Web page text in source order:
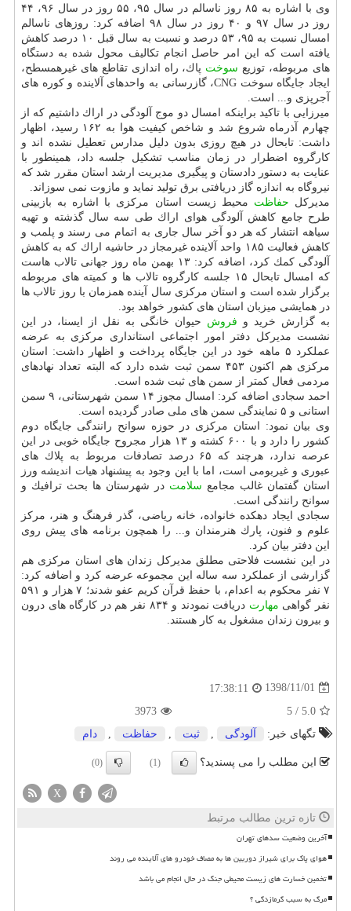
وی با اشاره به ۸۵ روز ناسالم در سال ۹۵، ۵۵ روز در سال ۹۶، ۴۴
روز در سال ۹۷ و ۴۰ روز در سال ۹۸ اضافه كرد: روزهای ناسالم
امسال نسبت به ۹۵، ۵۳ درصد و نسبت به سال قبل ۱۰ درصد كاهش
یافته است كه این امر حاصل انجام تكالیف محول شده به دستگاه
های مربوطه، توزیع سوخت پاك، راه اندازی تقاطع های غیرهمسطح،
ایجاد جایگاه سوخت CNG، گازرسانی به واحدهای آلاینده و كوره های
آجرپزی و... است.
میرزایی با تاكید براینكه امسال دو موج آلودگی در اراك داشتیم كه از
چهارم آذرماه شروع شد و شاخص كیفیت هوا به ۱۶۲ رسید، اظهار
داشت: تابحال در هیچ روزی بدون دلیل مدارس تعطیل نشده اند و
كارگروه اضطرار در زمان مناسب تشكیل جلسه داد، همینطور با
عنایت به دستور دادستان و پیگیری مدیریت ارشد استان مقرر شد كه
نیروگاه به اندازه گاز دریافتی برق تولید نماید و مازوت نمی سوزاند.
مدیركل حفاظت محیط زیست استان مركزی با اشاره به بازبینی
طرح جامع كاهش آلودگی هوای اراك طی سه سال گذشته و تهیه
سیاهه انتشار كه هر دو آخر سال جاری به اتمام می رسند و پلمب و
كاهش فعالیت ۱۸۵ واحد آلاینده غیرمجاز در حاشیه اراك كه به كاهش
آلودگی كمك كرد، اضافه كرد: ۱۳ بهمن ماه روز جهانی تالاب هاست
كه امسال تابحال ۱۵ جلسه كارگروه تالاب ها و كمیته های مربوطه
برگزار شده است و استان مركزی سال آینده همزمان با روز تالاب ها
در همایشی میزبان استان های كشور خواهد بود.
به گزارش خرید و فروش حیوان خانگی به نقل از ایسنا، در این
نشست مدیركل دفتر امور اجتماعی استانداری مركزی به عرضه
عملكرد ۵ ماهه خود در این جایگاه پرداخت و اظهار داشت: استان
مركزی هم اكنون ۴۵۳ سمن ثبت شده دارد كه البته تعداد نهادهای
مردمی فعال كمتر از سمن های ثبت شده است.
احمد سجادی اضافه كرد: امسال مجوز ۱۴ سمن شهرستانی، ۹ سمن
استانی و ۵ نمایندگی سمن های ملی صادر گردیده است.
وی بیان نمود: استان مركزی در حوزه سوانح رانندگی جایگاه دوم
كشور را دارد و با ۶۰۰ كشته و ۱۳ هزار مجروح جایگاه خوبی در این
عرصه ندارد، هرچند كه ۶۵ درصد تصادفات مربوط به پلاك های
عبوری و غیربومی است، اما با این وجود به پیشنهاد هیات اندیشه ورز
استان گفتمان غالب مجامع سلامت در شهرستان ها بحث ترافیك و
سوانح رانندگی است.
سجادی ایجاد دهكده خانواده، خانه ریاضی، گذر فرهنگ و هنر، مركز
علوم و فنون، پارك هنرمندان و... را همچون برنامه های پیش روی
این دفتر بیان كرد.
در این نشست فلاحتی مطلق مدیركل زندان های استان مركزی هم
گزارشی از عملكرد سه ساله این مجموعه عرضه كرد و اضافه كرد:
۷ نفر محكوم به اعدام، با حفظ قرآن كریم عفو شدند؛ ۷ هزار و ۵۹۱
نفر گواهی مهارت
دریافت نمودند و ۸۳۴ نفر هم در كارگاه های درون
و بیرون زندان مشغول به كار هستند.
1398/11/01
17:38:11
5.0
/
5
3973
تگهای خبر:
آلودگی ثبت حفاظت دام
این مطلب را می پسندید؟ (1)
(0)
X
تازه ترین مطالب مرتبط
آخرین وضعیت سدهای تهران
هوای پاک برای شیراز دوربین ها به مصاف خودرو های آلاینده می روند
تخمین خسارت های زیست محیطی جنگ در حال انجام می باشد
مرگ به سبب گرمازدگی ؟